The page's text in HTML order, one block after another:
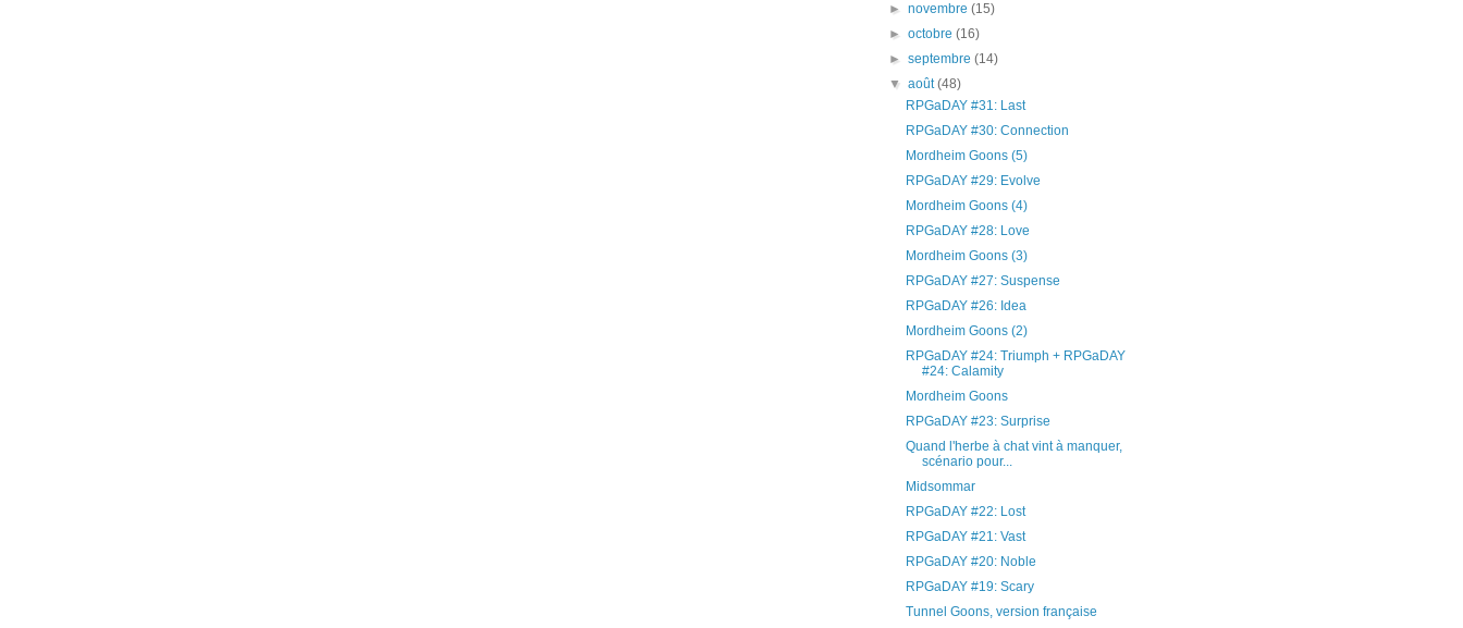
►novembre(15)
►octobre(16)
►septembre(14)
▼août(48)
RPGaDAY #31: Last
RPGaDAY #30: Connection
Mordheim Goons (5)
RPGaDAY #29: Evolve
Mordheim Goons (4)
RPGaDAY #28: Love
Mordheim Goons (3)
RPGaDAY #27: Suspense
RPGaDAY #26: Idea
Mordheim Goons (2)
RPGaDAY #24: Triumph + RPGaDAY
#24: Calamity
Mordheim Goons
RPGaDAY #23: Surprise
Quand l'herbe à chat vint à manquer,
scénario pour...
Midsommar
RPGaDAY #22: Lost
RPGaDAY #21: Vast
RPGaDAY #20: Noble
RPGaDAY #19: Scary
Tunnel Goons, version française